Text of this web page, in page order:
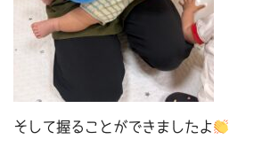
そして握ることができましたよ